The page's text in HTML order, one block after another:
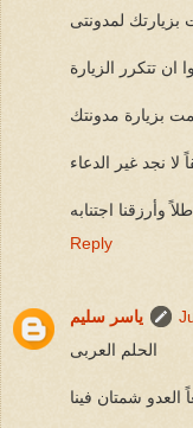
لا نجد غير الدعاء
وأرزقنا اجتنابه
Reply
ياسر سليم
الحلم العربى